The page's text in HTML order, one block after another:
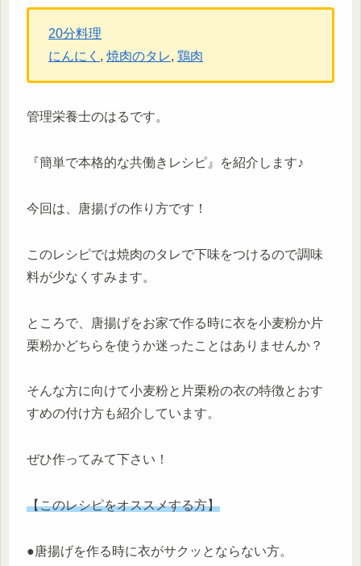
20分料理
にんにく , 焼肉のタレ, 鶏肉
管理栄養士のはるです。
『簡単で本格的な共働きレシピ』を紹介します♪
今回は、唐揚げの作り方です！
このレシピでは焼肉のタレで下味をつけるので調味
料が少なくすみます。
ところで、唐揚げをお家で作る時に衣を小麦粉か片
栗粉かどちらを使うか迷ったことはありませんか？
そんな方に向けて小麦粉と片栗粉の衣の特徴とおす
すめの付け方も紹介しています。
ぜひ作ってみて下さい！
【このレシピをオススメする方】
●唐揚げを作る時に衣がサクッとならない方。